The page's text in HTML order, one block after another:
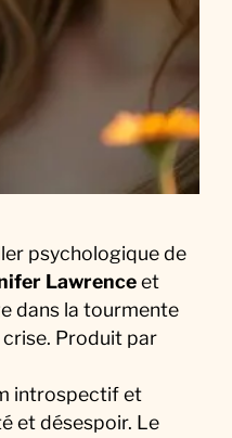
l
psychologique de
Lawrenceet
dans la tourmente
crise. Produit par
introspectif et
et désespoir. Le